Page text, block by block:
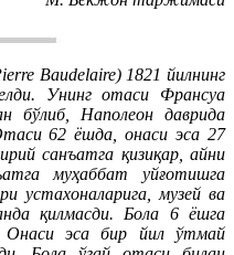
Baudelaire) 1821 йилнинг
Унинг отаси Франсуа
бўлиб, Наполеон даврида
62 ёшда, онаси эса 27
санъатга қизиқар, айни
муҳаббат уйғотишга
устахоналарига, музей ва
қилмасди. Бола 6 ёшга
эса бир йил ўтмай